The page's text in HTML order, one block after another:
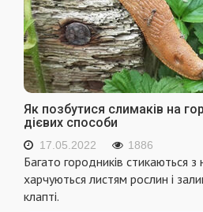
Як позбутися слимаків на
дієвих способи
17.05.2022 1886
Багато городників стикаються з
харчуються листям рослин і
клапті.